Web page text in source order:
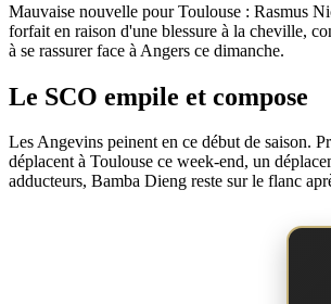
Mauvaise nouvelle pour Toulouse : Rasmus
forfait en raison d'une blessure à la cheville,
à se rassurer face à Angers ce dimanche.
Le SCO empile et compose
Les Angevins peinent en ce début de saison.
déplacent à Toulouse ce week-end, un
adducteurs, Bamba Dieng reste sur le flanc